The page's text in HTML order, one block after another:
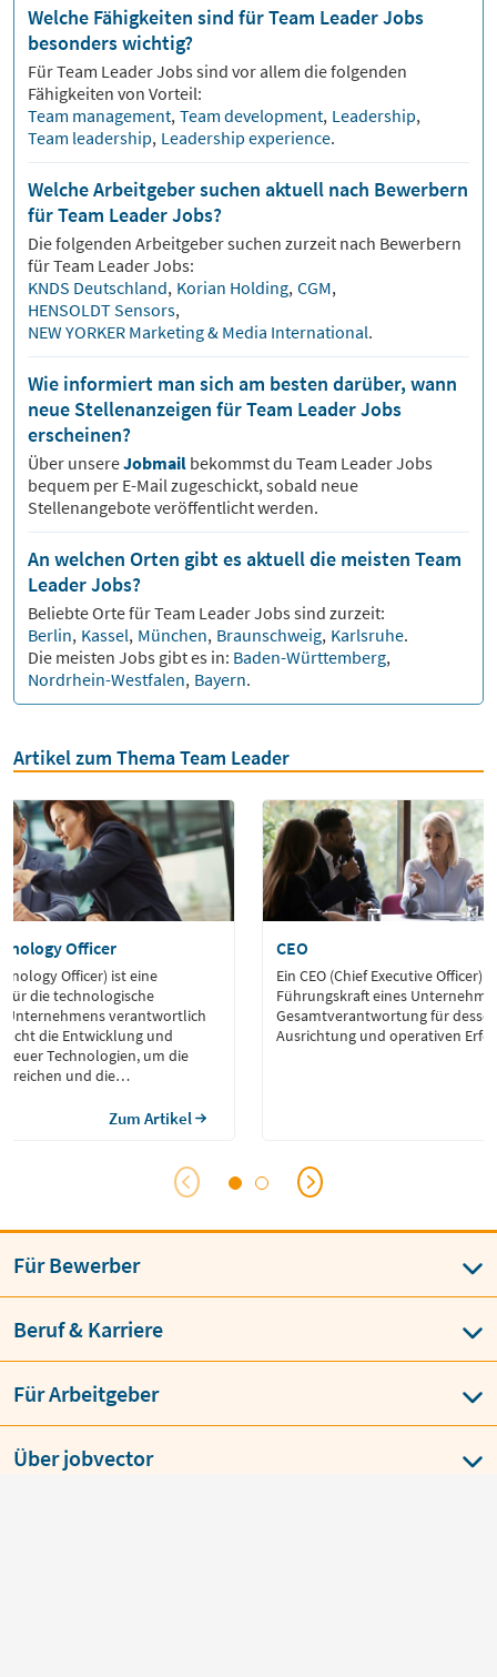
Welche Fähigkeiten sind für Team Leader Jobs
besonders wichtig?
FürTeam LeaderJobs sind vor allem die folgenden
Fähigkeiten von Vorteil:
Team management, Team development, Leadership,
Team leadership, Leadership experience.
Welche Arbeitgeber suchen aktuell nach Bewerbern
für Team Leader Jobs?
Die folgenden Arbeitgeber suchen zurzeit nach Bewerbern
fürTeam LeaderJobs:
KNDS Deutschland, Korian Holding, CGM,
HENSOLDT Sensors,
NEW YORKER Marketing & Media International.
Wie informiert man sich am besten darüber, wann
neue Stellenanzeigen für Team Leader Jobs
erscheinen?
Über unsereJobmail bekommst du Team LeaderJobs
bequem per E-Mail zugeschickt, sobald neue
Stellenangebote veröffentlicht werden.
An welchen Orten gibt es aktuell die meisten Team
Leader Jobs?
Beliebte Orte fürTeam LeaderJobs sind zurzeit:
Berlin, Kassel, München, Braunschweig, Karlsruhe.
Die meisten Jobs gibt es in: Baden-Württemberg,
Nordrhein-Westfalen, Bayern.
Artikel zum Thema Team Leader
Officer
Officer) ist eine
für die technologische
Unternehmens verantwortlich
die Entwicklung und
Technologien, um die
und die
Zum Artikel
CEO
Ein CEO (Chief Executive Officer)
Führungskraft eines
Gesamtverantwortung für
Ausrichtung und operativen
Für Bewerber
Beruf & Karriere
Für Arbeitgeber
Über jobvector